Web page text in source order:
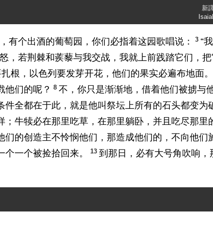
新
有个出酒的葡萄园，你们必指着这园歌唱说： 3 “
，若荆棘和蒺藜与我交战，我就上前践踏它们，把
根，以色列要发芽开花，他们的果实必遍布地面。
他们的呢？ 8 不，你只是渐渐地，借着他们被掳与
件全都在于此，就是他叫祭坛上所有的石头都变为
牛犊必在那里吃草，在那里躺卧，并且吃尽那里
的创造主不怜悯他们，那造成他们的，不向他们
一个被捡拾回来。
13 到那日，必有大号角吹响